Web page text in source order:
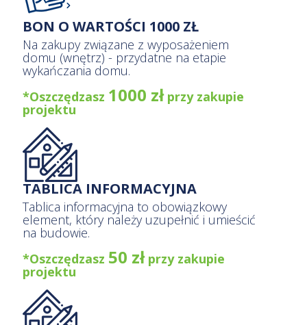
BON O WARTOŚCI 1000 ZŁ
Na zakupy związane z wyposażeniem
domu (wnętrz) - przydatne na etapie
wykańczania domu.
*Oszczędzasz 1000 złprzy zakupie
projektu
TABLICA INFORMACYJNA
Tablica informacyjna to obowiązkowy
element, który należy uzupełnić i umieścić
na budowie.
*Oszczędzasz 50 złprzy zakupie
projektu